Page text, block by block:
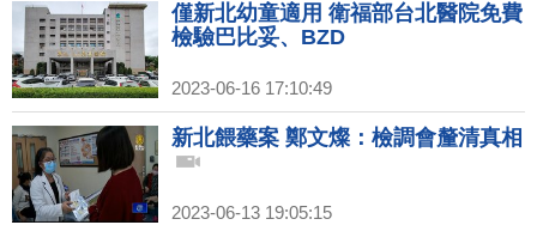
僅新北幼童適用 衛福部台北醫院免費
檢驗巴比妥、BZD
2023-06-16 17:10:49
新北餵藥案 鄭文燦：檢調會釐清真相
2023-06-13 19:05:15